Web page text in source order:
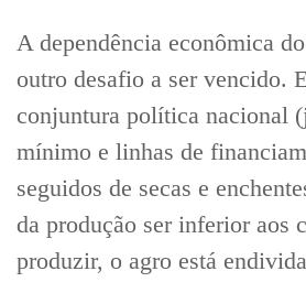
A dependência econômica
outro desafio a ser vencido.
conjuntura política nacional
mínimo e linhas de
seguidos de secas e
da produção ser inferior aos
produzir, o agro está